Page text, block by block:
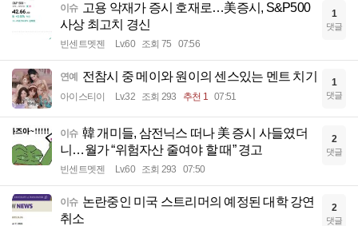
이슈 고용 악재가 증시 호재로…美증시, S&P500
사상 최고치 경신
빈센트멧젠 Lv.60 조회 75 07:56
1
댓글
연예 전참시 중 메이와 원이의 센스있는 멘트 치기
아이스티이 Lv.32 조회 293 추천 1 07:51
1
댓글
이슈 韓 개미들, 삼전닉스 떠나 美 증시 사들였더
니…월가 “위험자산 줄여야 할 때” 경고
빈센트멧젠 Lv.60 조회 293 07:50
2
댓글
이슈 논란중인 미국 스트리머의 예정된 대학 강연
취소
2
댓글